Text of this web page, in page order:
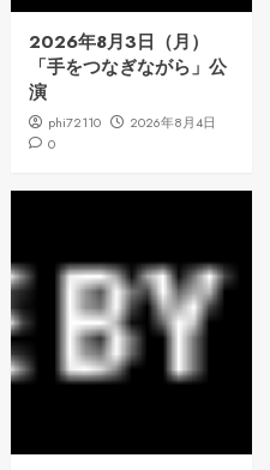
2026年8月3日（月）
「手をつなぎながら」公
演
phi72110
2026年8月4日
0